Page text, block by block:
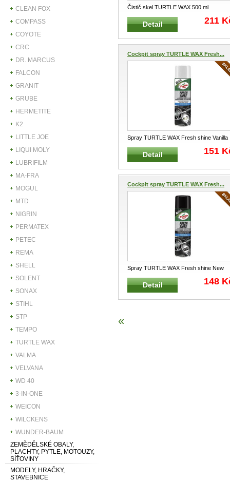
CLEAN FOX
COMPASS
COYOTE
CRC
DR. MARCUS
FALCON
GRANIT
GRUBE
HERMETITE
K2
LITTLE JOE
LIQUI MOLY
LUBRIFILM
MA-FRA
MOGUL
MTD
NIGRIN
PERMATEX
PETEC
REMA
SHELL
SOLENT
SONAX
STIHL
STP
TEMPO
TURTLE WAX
VALMA
VELVANA
WD 40
3-IN-ONE
WEICON
WILCKENS
WUNDER-BAUM
ZEMĚDĚLSKÉ OBALY,
PLACHTY, PYTLE, MOTOUZY,
SÍŤOVINY
MODELY, HRAČKY,
STAVEBNICE
Čistič skel TURTLE WAX 500 ml
Profesionální přípravek pro čištění ske ...
Detail 211
Cockpit spray TURTLE WAX Fresh...
Spray TURTLE WAX Fresh shine Vanilla
500 ml Osvěžovač a přípravek na ...
Detail 151
Cockpit spray TURTLE WAX Fresh...
Spray TURTLE WAX Fresh shine New
Car 500 ml Osvěžovač a přípravek na ...
Detail 148
«